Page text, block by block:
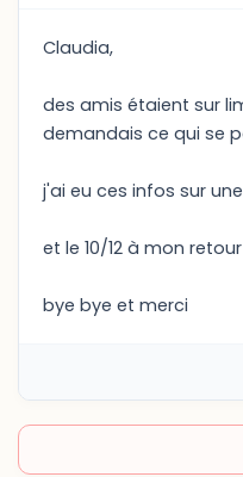
Claudia,
des amis étaient sur
demandais ce qui se
j'ai eu ces infos sur
et le 10/12 à mon
bye bye et merci